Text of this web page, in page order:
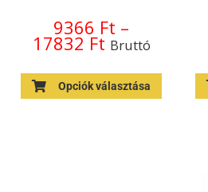
9366 Ft –
17832 Ft Bruttó
Opciók választása